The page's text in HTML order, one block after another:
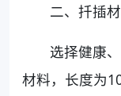
二、扦插
选择健康
材料，长度为